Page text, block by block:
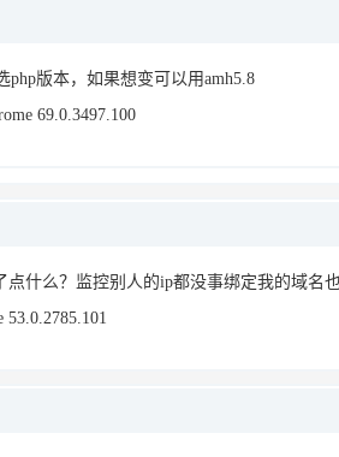
版本，如果想变可以用amh5.8
69.0.3497.100
什么？监控别人的ip都没事绑定我的域名也
53.0.2785.101